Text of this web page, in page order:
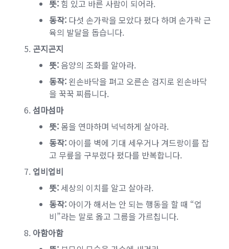
뜻: 힘 있고 바른 사람이 되어라.
동작: 다섯 손가락을 모았다 폈다 하며 손가락 근
육의 발달을 돕습니다.
곤지곤지
뜻: 음양의 조화를 알아라.
동작: 왼손바닥을 펴고 오른손 검지로 왼손바닥
을 꾹꾹 찌릅니다.
섬마섬마
뜻: 몸을 연마하며 넉넉하게 살아라.
동작: 아이를 벽에 기대 세우거나 겨드랑이를 잡
고 무릎을 구부렸다 폈다를 반복합니다.
업비업비
뜻: 세상의 이치를 알고 살아라.
동작: 아이가 해서는 안 되는 행동을 할 때 “업
비”라는 말로 옳고 그름을 가르칩니다.
아함아함